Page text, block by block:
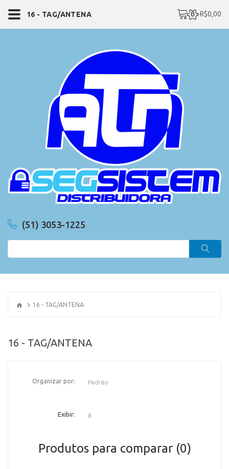
(51) 3053-1225
0 - R$0,00
16 - TAG/ANTENA
16 - TAG/ANTENA
Organizar por:
Exibir:
Produtos para comparar (0)
16 - TAG/ANTENA